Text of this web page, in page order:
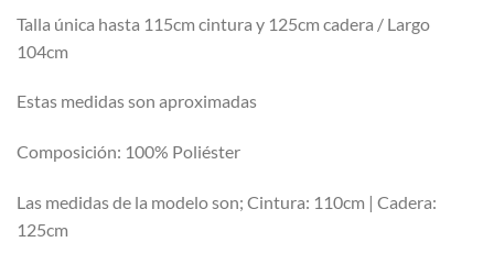
Talla única hasta 115cm cintura y 125cm cadera / Largo
104cm
Estas medidas son aproximadas
Composición: 100% Poliéster
Las medidas de la modelo son; Cintura: 110cm | Cadera:
125cm